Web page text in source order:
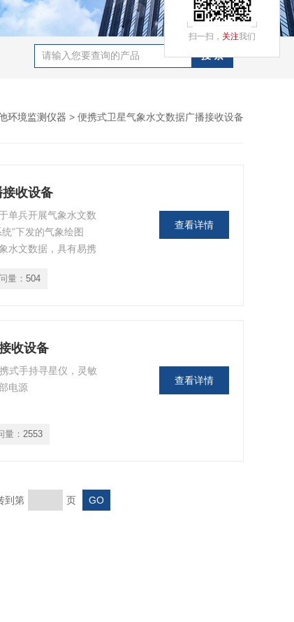
环境监测仪器 > 便携式卫星气象水文数据广播接收设备
收设备
单兵开展气象水文数
”下发的气象绘图
水文数据，具有易携
量： 504
查看详情
收设备
式手持寻星仪，灵敏
电源
量： 2553
查看详情
到第 页
扫一扫， 关注我们